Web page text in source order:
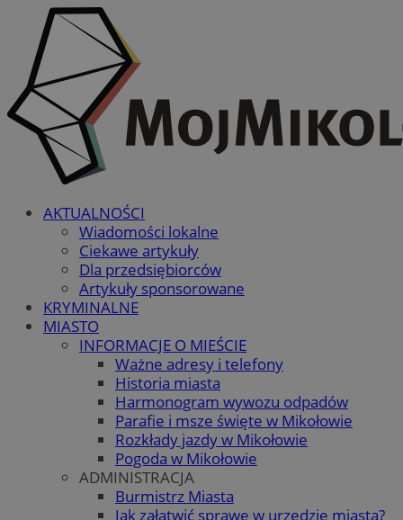
AKTUALNOŚCI
Wiadomości lokalne
Ciekawe artykuły
Dla przedsiębiorców
Artykuły sponsorowane
KRYMINALNE
MIASTO
INFORMACJE O MIEŚCIE
Ważne adresy i telefony
Historia miasta
Harmonogram wywozu odpadów
Parafie i msze święte w Mikołowie
Rozkłady jazdy w Mikołowie
Pogoda w Mikołowie
ADMINISTRACJA
Burmistrz Miasta
Jak załatwić sprawę w urzędzie miasta?